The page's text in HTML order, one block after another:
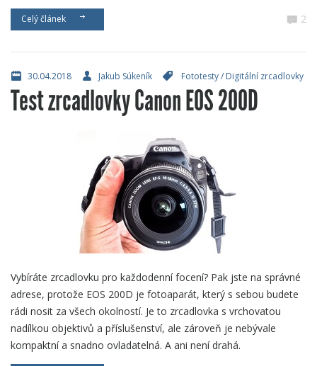
Celý článek 2
30.04.2018 Jakub Súkeník Fototesty/ Digitální zrcadlovky
Test zrcadlovky Canon EOS 200D
Vybíráte zrcadlovku pro každodenní focení? Pak jste na správné
adrese, protože EOS 200D je fotoaparát, který s sebou budete
rádi nosit za všech okolností. Je to zrcadlovka s vrchovatou
nadílkou objektivů a příslušenství, ale zároveň je nebývale
kompaktní a snadno ovladatelná. A ani není drahá.